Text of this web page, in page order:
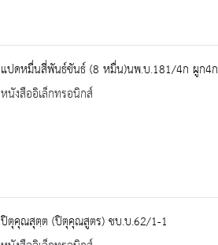
แปดหมื่นสี่พันธ์ขันธ์ (8 หมื่น)นพ.บ.181/4ก ผูก4ก
หนังสืออิเล็กทรอนิกส์
ปิตุคุณสุตฺต (ปิตุคุณสูตร) ชบ.บ.62/1-1